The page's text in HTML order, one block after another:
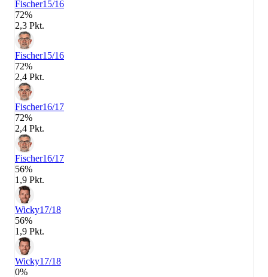
Fischer15/16
72%
2,3 Pkt.
Fischer15/16
72%
2,4 Pkt.
Fischer16/17
72%
2,4 Pkt.
Fischer16/17
56%
1,9 Pkt.
Wicky17/18
56%
1,9 Pkt.
Wicky17/18
0%